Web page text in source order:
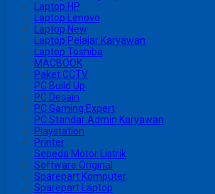
Laptop HP
Laptop Lenovo
Laptop New
Laptop Pelajar Karyawan
Laptop Toshiba
MACBOOK
Paket CCTV
PC Build Up
PC Desain
PC Gaming Expert
PC Standar Admin Karyawan
Playstation
Printer
Sepeda Motor Listrik
Software Original
Sparepart Komputer
Sparepart Laptop